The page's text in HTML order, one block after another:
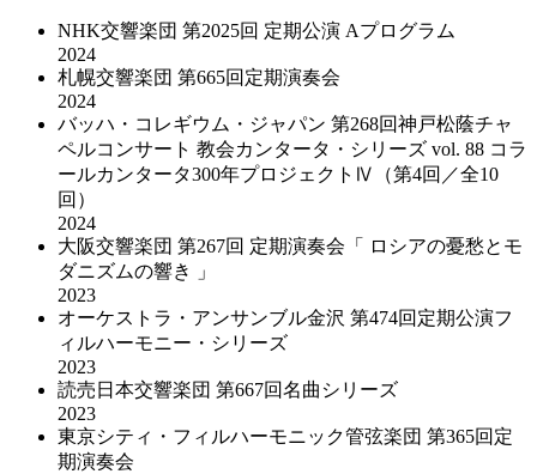
NHK交響楽団 第2025回 定期公演 Aプログラム
2024
札幌交響楽団 第665回定期演奏会
2024
バッハ・コレギウム・ジャパン 第268回神戸松蔭チャ
ペルコンサート 教会カンタータ・シリーズ vol. 88 コラ
ールカンタータ300年プロジェクトⅣ（第4回／全10
回）
2024
大阪交響楽団 第267回 定期演奏会「 ロシアの憂愁とモ
ダニズムの響き 」
2023
オーケストラ・アンサンブル金沢 第474回定期公演フ
ィルハーモニー・シリーズ
2023
読売日本交響楽団 第667回名曲シリーズ
2023
東京シティ・フィルハーモニック管弦楽団 第365回定
期演奏会